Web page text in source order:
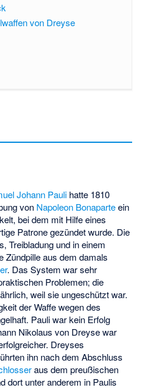
von Dreyse
Johann Pauli hatte 1810
von Napoleon Bonaparteein
bei dem mit Hilfe eines
Patrone gezündet wurde. Die
Treibladung und in einem
Zündpille aus dem damals
. Das System war sehr
Problemen; die
weil sie ungeschützt war.
der Waffe wegen des
Pauli war kein Erfolg
Nikolaus von Dreyse war
Dreyses
ihn nach dem Abschluss
aus dem preußischen
dort unter anderem in Paulis